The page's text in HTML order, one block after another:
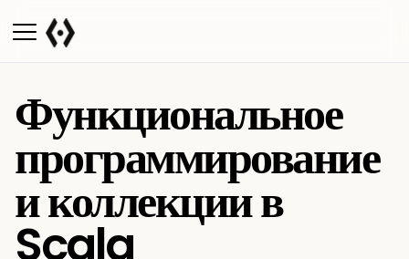
Функциональное
программирование
и коллекции в
Scala